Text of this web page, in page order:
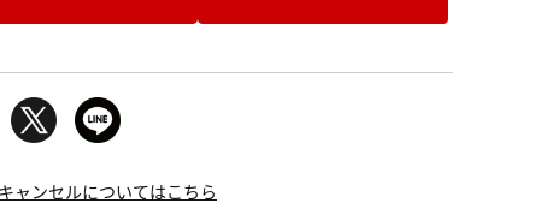
ャンセルについてはこちら